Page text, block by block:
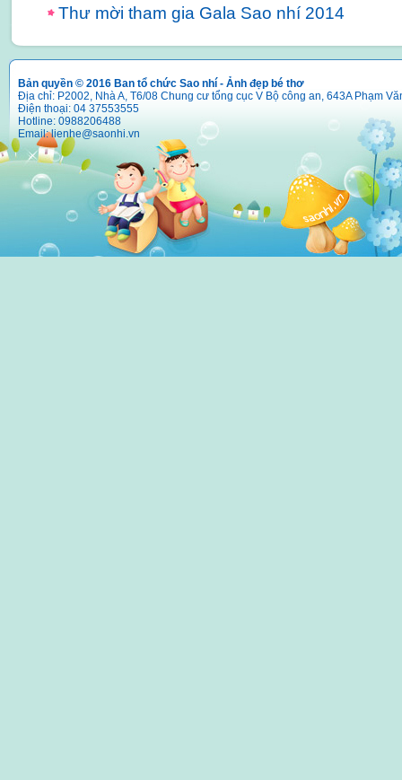
Thư mời tham gia Gala Sao nhí 2014
Bản quyền © 2016 Ban tổ chức Sao nhí - Ảnh đẹp bé thơ
Địa chỉ: P2002, Nhà A, T6/08 Chung cư tổng cục V Bộ công an, 643A Phạm
Điện thoại: 04 37553555
Hotline: 0988206488
Email:lienhe@saonhi.vn